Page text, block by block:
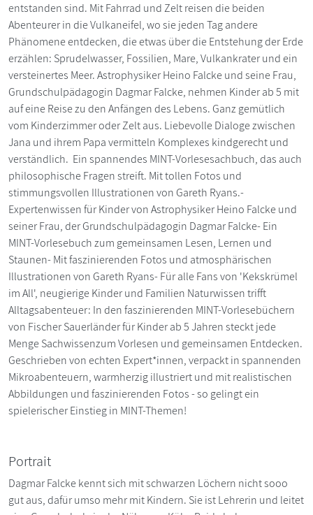
entstanden sind. Mit Fahrrad und Zelt reisen die beiden
Abenteurer in die Vulkaneifel, wo sie jeden Tag andere
Phänomene entdecken, die etwas über die Entstehung der Erde
erzählen: Sprudelwasser, Fossilien, Mare, Vulkankrater und ein
versteinertes Meer. Astrophysiker Heino Falcke und seine Frau,
Grundschulpädagogin Dagmar Falcke, nehmen Kinder ab 5 mit
auf eine Reise zu den Anfängen des Lebens. Ganz gemütlich
vom Kinderzimmer oder Zelt aus. Liebevolle Dialoge zwischen
Jana und ihrem Papa vermitteln Komplexes kindgerecht und
verständlich. Ein spannendes MINT-Vorlesesachbuch, das auch
philosophische Fragen streift. Mit tollen Fotos und
stimmungsvollen Illustrationen von Gareth Ryans.-
Expertenwissen für Kinder von Astrophysiker Heino Falcke und
seiner Frau, der Grundschulpädagogin Dagmar Falcke- Ein
MINT-Vorlesebuch zum gemeinsamen Lesen, Lernen und
Staunen- Mit faszinierenden Fotos und atmosphärischen
Illustrationen von Gareth Ryans- Für alle Fans von 'Kekskrümel
im All', neugierige Kinder und Familien Naturwissen trifft
Alltagsabenteuer: In den faszinierenden MINT-Vorlesebüchern
von Fischer Sauerländer für Kinder ab 5 Jahren steckt jede
Menge Sachwissenzum Vorlesen und gemeinsamen Entdecken.
Geschrieben von echten Expert*innen, verpackt in spannenden
Mikroabenteuern, warmherzig illustriert und mit realistischen
Abbildungen und faszinierenden Fotos - so gelingt ein
spielerischer Einstieg in MINT-Themen!
Portrait
Dagmar Falcke kennt sich mit schwarzen Löchern nicht sooo
gut aus, dafür umso mehr mit Kindern. Sie ist Lehrerin und leitet